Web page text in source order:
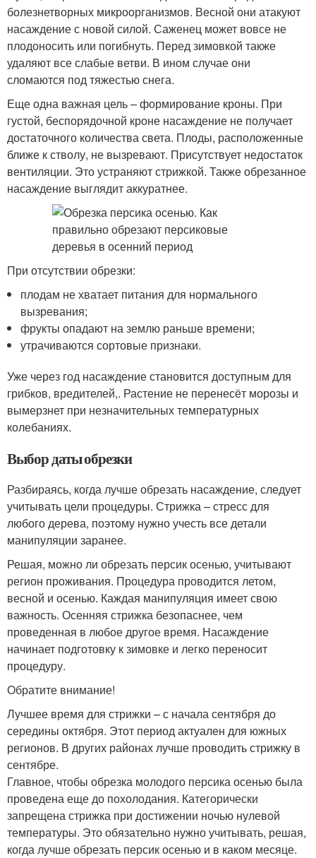
болезнетворных микроорганизмов. Весной они атакуют
насаждение с новой силой. Саженец может вовсе не
плодоносить или погибнуть. Перед зимовкой также
удаляют все слабые ветви. В ином случае они
сломаются под тяжестью снега.
Еще одна важная цель – формирование кроны. При
густой, беспорядочной кроне насаждение не получает
достаточного количества света. Плоды, расположенные
ближе к стволу, не вызревают. Присутствует недостаток
вентиляции. Это устраняют стрижкой. Также обрезанное
насаждение выглядит аккуратнее.
При отсутствии обрезки:
плодам не хватает питания для нормального
вызревания;
фрукты опадают на землю раньше времени;
утрачиваются сортовые признаки.
Уже через год насаждение становится доступным для
грибков, вредителей,. Растение не перенесёт морозы и
вымерзнет при незначительных температурных
колебаниях.
Выбор даты обрезки
Разбираясь, когда лучше обрезать насаждение, следует
учитывать цели процедуры. Стрижка – стресс для
любого дерева, поэтому нужно учесть все детали
манипуляции заранее.
Решая, можно ли обрезать персик осенью, учитывают
регион проживания. Процедура проводится летом,
весной и осенью. Каждая манипуляция имеет свою
важность. Осенняя стрижка безопаснее, чем
проведенная в любое другое время. Насаждение
начинает подготовку к зимовке и легко переносит
процедуру.
Обратите внимание!
Лучшее время для стрижки – с начала сентября до
середины октября. Этот период актуален для южных
регионов. В других районах лучше проводить стрижку в
сентябре.
Главное, чтобы обрезка молодого персика осенью была
проведена еще до похолодания. Категорически
запрещена стрижка при достижении ночью нулевой
температуры. Это обязательно нужно учитывать, решая,
когда лучше обрезать персик осенью и в каком месяце.